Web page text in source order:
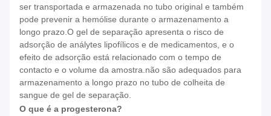
ser transportada e armazenada no tubo original e também
pode prevenir a hemólise durante o armazenamento a
longo prazo.O gel de separação apresenta o risco de
adsorção de análytes lipofílicos e de medicamentos, e o
efeito de adsorção está relacionado com o tempo de
contacto e o volume da amostra.não são adequados para
armazenamento a longo prazo no tubo de colheita de
sangue de gel de separação.
O que é a progesterona?